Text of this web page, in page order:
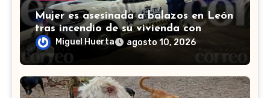
Mujer es asesinada a balazos en León
tras incendio de su vivienda con
bombas molotov
Miguel Huerta agosto 10, 2026